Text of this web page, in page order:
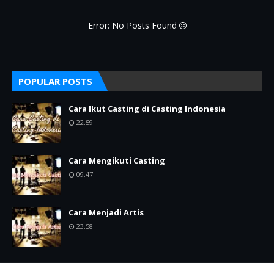
Error: No Posts Found
POPULAR POSTS
Cara Ikut Casting di Casting Indonesia
22.59
Cara Mengikuti Casting
09.47
Cara Menjadi Artis
23.58